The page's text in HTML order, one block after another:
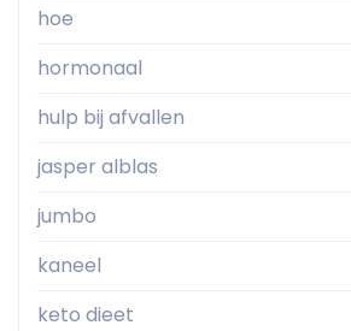
hoe
hormonaal
hulp bij afvallen
jasper alblas
jumbo
kaneel
keto dieet